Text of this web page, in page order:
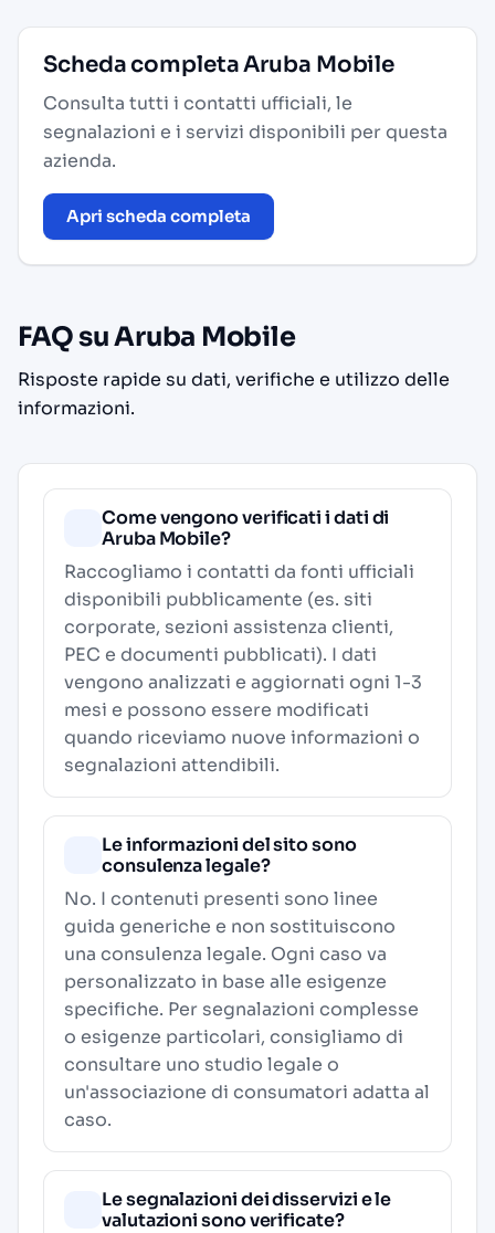
Scheda completa Aruba Mobile
Consulta tutti i contatti ufficiali, le
segnalazioni e i servizi disponibili per questa
azienda.
Apri scheda completa
FAQ su Aruba Mobile
Risposte rapide su dati, verifiche e utilizzo delle
informazioni.
Come vengono verificati i dati di
Aruba Mobile?
Raccogliamo i contatti da fonti ufficiali
disponibili pubblicamente (es. siti
corporate, sezioni assistenza clienti,
PEC e documenti pubblicati). I dati
vengono analizzati e aggiornati ogni 1-3
mesi e possono essere modificati
quando riceviamo nuove informazioni o
segnalazioni attendibili.
Le informazioni del sito sono
consulenza legale?
No. I contenuti presenti sono linee
guida generiche e non sostituiscono
una consulenza legale. Ogni caso va
personalizzato in base alle esigenze
specifiche. Per segnalazioni complesse
o esigenze particolari, consigliamo di
consultare uno studio legale o
un'associazione di consumatori adatta al
caso.
Le segnalazioni dei disservizi e le
valutazioni sono verificate?